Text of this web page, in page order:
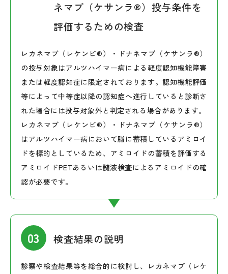
ネマブ（ケサンラ®）投与条件を
評価するための検査
レカネマブ（レケンビ®）・ドナネマブ（ケサンラ®）
の投与対象はアルツハイマー病による軽度認知機能障害
または軽度認知症に限定されております。認知機能評価
等によって中等症以降の認知症へ進行していると診断さ
れた場合には投与対象外と判定される場合があります。
レカネマブ（レケンビ®）・ドナネマブ（ケサンラ®）
はアルツハイマー病において脳に蓄積しているアミロイ
ドを標的としているため、アミロイドの蓄積を評価する
アミロイドPETあるいは髄液検査によるアミロイドの確
認が必要です。
検査結果の説明
診察や検査結果等を総合的に検討し、レカネマブ（レケ